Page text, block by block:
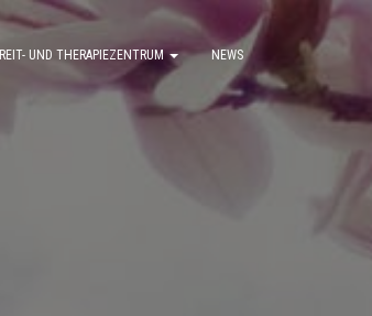
REIT- UND THERAPIEZENTRUM NEWS